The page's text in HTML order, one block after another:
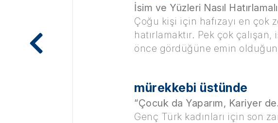
İsim ve Yüzleri Nasıl
Çoğu kişi için hafızayı en çok
hatırlamaktır. Pek çok
önce gördüğüne emin
mürekkebi üstünde
“Çocuk da Yaparım, Kariyer
Genç Türk kadınları için son